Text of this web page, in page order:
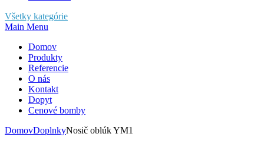
Všetky kategórie
Main Menu
Domov
Produkty
Referencie
O nás
Kontakt
Dopyt
Cenové bomby
DomovDoplnkyNosič oblúk YM1